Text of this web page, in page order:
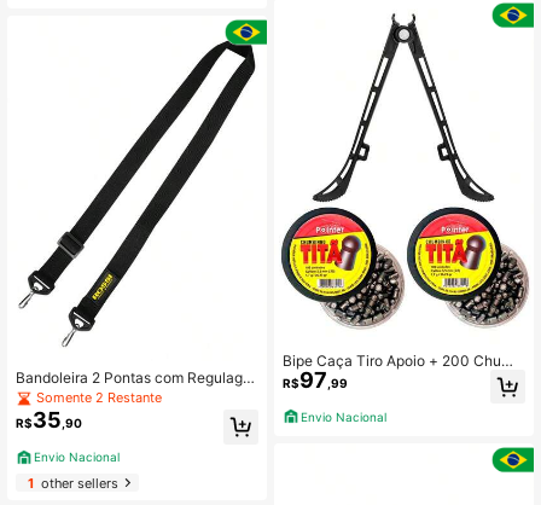
Bandoleira 2 Pontas com Regulage
m 115cm - Original Rossi
Somente 2 Restante
R$35 ,90
Envio Nacional
1other sellers
Bipe Caça Tiro Apoio + 200 Chumb
inhos Caça Pesado 5.5mm Titã
R$97 ,99
Envio Nacional